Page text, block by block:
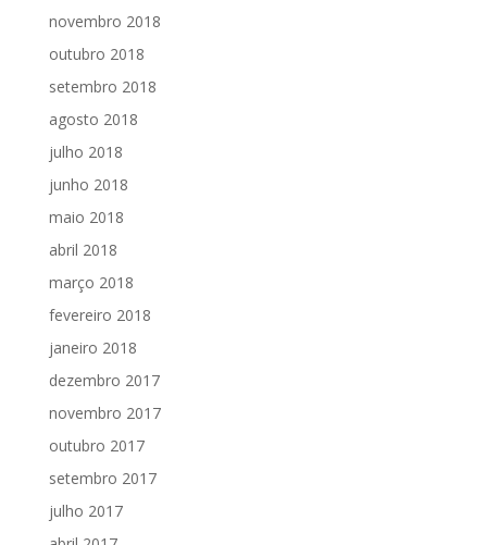
novembro 2018
outubro 2018
setembro 2018
agosto 2018
julho 2018
junho 2018
maio 2018
abril 2018
março 2018
fevereiro 2018
janeiro 2018
dezembro 2017
novembro 2017
outubro 2017
setembro 2017
julho 2017